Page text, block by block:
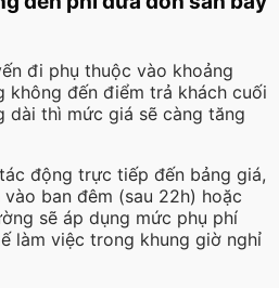
đi phụ thuộc vào khoảng
không đến điểm trả khách cuối
dài thì mức giá sẽ càng tăng
động trực tiếp đến bảng giá,
ban đêm (sau 22h) hoặc
sẽ áp dụng mức phụ phí
làm việc trong khung giờ nghỉ